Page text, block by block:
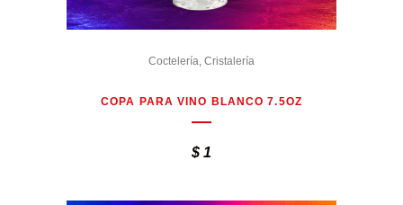
Coctelería Cristalería
COPA PARA VINO BLANCO 7.5OZ
$ 1